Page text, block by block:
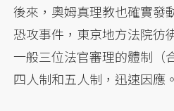
後來，奧姆真理教也確實發
恐攻事件，東京地方法院彷
一般三位法官審理的體制（
四人制和五人制，迅速因應。